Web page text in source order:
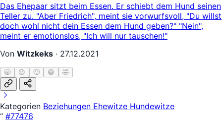
Das Ehepaar sitzt beim Essen. Er schiebt dem Hund seinen
Teller zu. "Aber Friedrich", meint sie vorwurfsvoll, "Du willst
doch wohl nicht dein Essen dem Hund geben?" "Nein",
meint er emotionslos, "Ich will nur tauschen!"
Von Witzkeks · 27.12.2021
🥱 😐 🙂 😄 🤣
Kategorien Beziehungen Ehewitze Hundewitze
“ #77476